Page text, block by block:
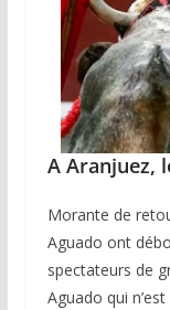
A Aranjuez,
Morante de
Aguado ont
spectateurs de
Aguado qui